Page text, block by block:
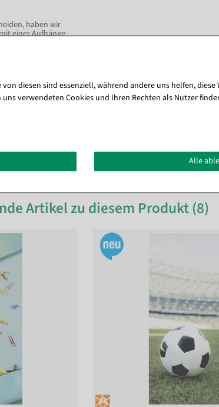
haben wir
einer Aufhänge-
des
Gönnen Sie Ihren
in Foyers und
fürs eigene
DIN
Artikel zu diesem Produkt (8)
diesen sind essenziell, während andere uns helfen,
verwendeten Cookies und Ihren Rechten als Nutzer
Alle